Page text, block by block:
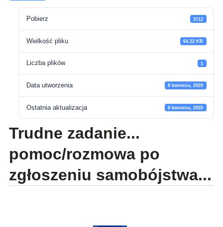
Pobierz 3712
Wielkość pliku 64.22 KB
Liczba plików 1
Data utworzenia 8 kwietnia, 2020
Ostatnia aktualizacja 8 kwietnia, 2020
Trudne zadanie...
pomoc/rozmowa po
zgłoszeniu samobójstwa...